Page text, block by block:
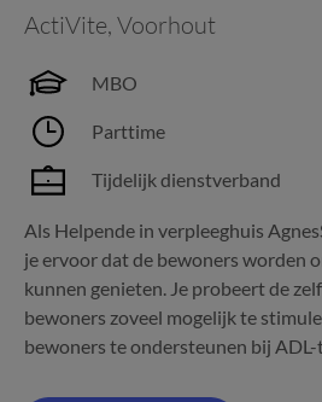
ActiVite, Voorhout
MBO
Parttime
Tijdelijk dienstverband
Als Helpende in verpleeghuis
je ervoor dat de bewoners worden
kunnen genieten. Je probeert de
bewoners zoveel mogelijk te
bewoners te ondersteunen bij ADL-